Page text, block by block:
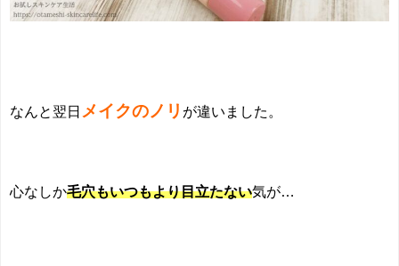
なんと翌日 メイクのノリ が違いました。
心なしか毛穴もいつもより目立たない気が…